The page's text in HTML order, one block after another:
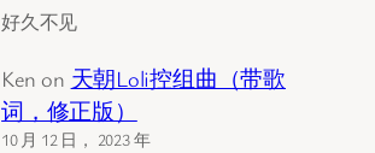
好久不见
Ken on 天朝Loli控组曲（带歌
词，修正版）
10 月 12 日， 2023 年